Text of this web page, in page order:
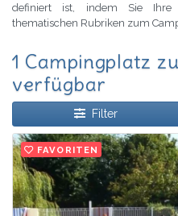
definiert ist, indem Sie Ihre
thematischen Rubriken zum
1 Campingplatz
verfügbar
Filter
FAVORITEN